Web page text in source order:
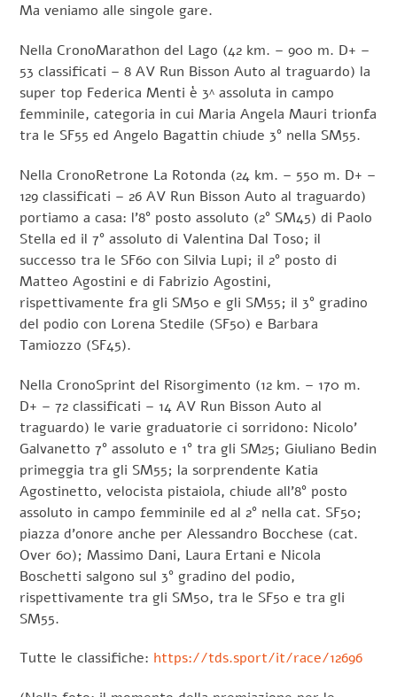
Ma veniamo alle singole gare.
Nella CronoMarathon del Lago (42 km. – 900 m. D+ –
53 classificati – 8 AV Run Bisson Auto al traguardo) la
super top Federica Menti è 3^ assoluta in campo
femminile, categoria in cui Maria Angela Mauri trionfa
tra le SF55 ed Angelo Bagattin chiude 3° nella SM55.
Nella CronoRetrone La Rotonda (24 km. – 550 m. D+ –
129 classificati – 26 AV Run Bisson Auto al traguardo)
portiamo a casa: l’8° posto assoluto (2° SM45) di Paolo
Stella ed il 7° assoluto di Valentina Dal Toso; il
successo tra le SF60 con Silvia Lupi; il 2° posto di
Matteo Agostini e di Fabrizio Agostini,
rispettivamente fra gli SM50 e gli SM55; il 3° gradino
del podio con Lorena Stedile (SF50) e Barbara
Tamiozzo (SF45).
Nella CronoSprint del Risorgimento (12 km. – 170 m.
D+ – 72 classificati – 14 AV Run Bisson Auto al
traguardo) le varie graduatorie ci sorridono: Nicolo’
Galvanetto 7° assoluto e 1° tra gli SM25; Giuliano Bedin
primeggia tra gli SM55; la sorprendente Katia
Agostinetto, velocista pistaiola, chiude all’8° posto
assoluto in campo femminile ed al 2° nella cat. SF50;
piazza d’onore anche per Alessandro Bocchese (cat.
Over 60); Massimo Dani, Laura Ertani e Nicola
Boschetti salgono sul 3° gradino del podio,
rispettivamente tra gli SM50, tra le SF50 e tra gli
SM55.
Tutte le classifiche: https://tds.sport/it/race/12696